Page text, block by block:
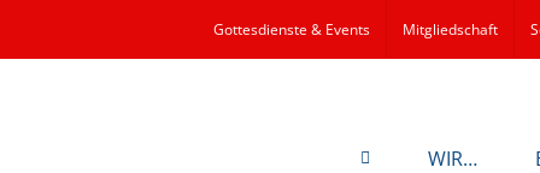
Gottesdienste & Events Mitgliedschaft
WIR…